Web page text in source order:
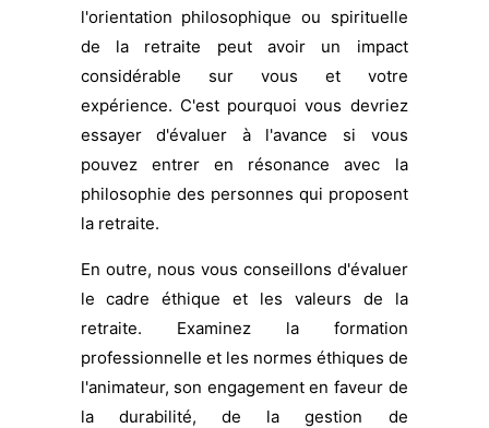
l'orientation philosophique ou spirituelle
de la retraite peut avoir un impact
considérable sur vous et votre
expérience. C'est pourquoi vous devriez
essayer d'évaluer à l'avance si vous
pouvez entrer en résonance avec la
philosophie des personnes qui proposent
la retraite.
En outre, nous vous conseillons d'évaluer
le cadre éthique et les valeurs de la
retraite. Examinez la formation
professionnelle et les normes éthiques de
l'animateur, son engagement en faveur de
la durabilité, de la gestion de